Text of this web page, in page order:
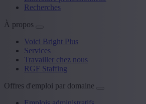
Recherches
À propos
Voici Bright Plus
Services
Travailler chez nous
RGF Staffing
Offres d'emploi par domaine